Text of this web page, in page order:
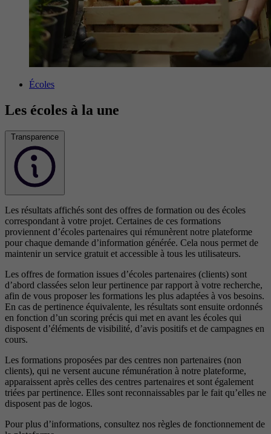
Écoles
Les écoles à la une
Transparence
Les résultats affichés sont des offres de formation ou des écoles
correspondant à votre projet. Certaines de ces formations
proviennent d’écoles partenaires qui rémunèrent notre plateforme
pour chaque demande d’information générée. Cela nous permet de
maintenir un service gratuit et accessible à tous les utilisateurs.
Les offres de formation issues d’écoles partenaires (clients) sont
d’abord classées selon leur pertinence par rapport à votre recherche,
afin de vous proposer les formations les plus adaptées à vos besoins.
En cas de pertinence équivalente, les résultats sont ensuite ordonnés
en fonction d’un scoring précis qui met en avant les écoles qui
disposent d’éléments de visibilité, d’avis positifs et de campagnes en
cours.
Les formations proposées par des centres non partenaires (non
clients), qui ne versent aucune rémunération à notre plateforme,
apparaissent après celles des centres partenaires et sont également
triées par pertinence. Elles sont reconnaissables par le fait qu’elles ne
disposent pas de logos.
Pour plus d’informations, consultez nos règles de fonctionnement de